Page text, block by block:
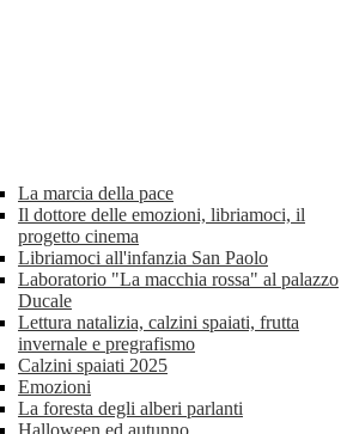
La marcia della pace
Il dottore delle emozioni, libriamoci, il
progetto cinema
Libriamoci all'infanzia San Paolo
Laboratorio "La macchia rossa" al palazzo
Ducale
Lettura natalizia, calzini spaiati, frutta
invernale e pregrafismo
Calzini spaiati 2025
Emozioni
La foresta degli alberi parlanti